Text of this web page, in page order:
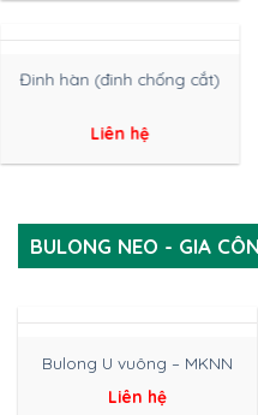
Đinh hàn (đinh chống cắt)
Liên hệ
BULONG NEO - GIA
Bulong U vuông – MKNN
Liên hệ